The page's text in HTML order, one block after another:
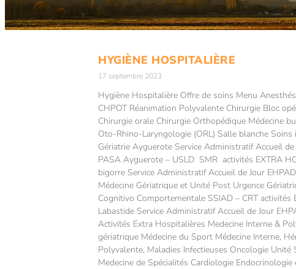
HYGIÈNE HOSPITALIÈRE
17 septembre 2023
Hygiène Hospitalière Offre de soins Menu
CHPOT Réanimation Polyvalente Chirurgie Bloc
Chirurgie orale Chirurgie Orthopédique Médecine
Oto-Rhino-Laryngologie (ORL) Salle blanche
Gériatrie Ayguerote Service Administratif Accueil
PASA Ayguerote – USLD SMR activités EXTRA
bigorre Service Administratif Accueil de Jour
Médecine Gériatrique et Unité Post Urgence
Cognitivo Comportementale SSIAD – CRT activités
Labastide Service Administratif Accueil de Jour
Activités Extra Hospitalières Medecine Interne &
gériatrique Médecine du Sport Médecine Interne,
Polyvalente, Maladies Infectieuses Oncologie Unité
Medecine de Spécialités Cardiologie